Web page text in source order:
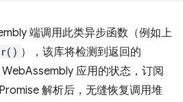
端调用此类异步函数（例如上
），该库将检测到返回的
WebAssembly 应用的状态，订阅
解析后，无缝恢复调用堆